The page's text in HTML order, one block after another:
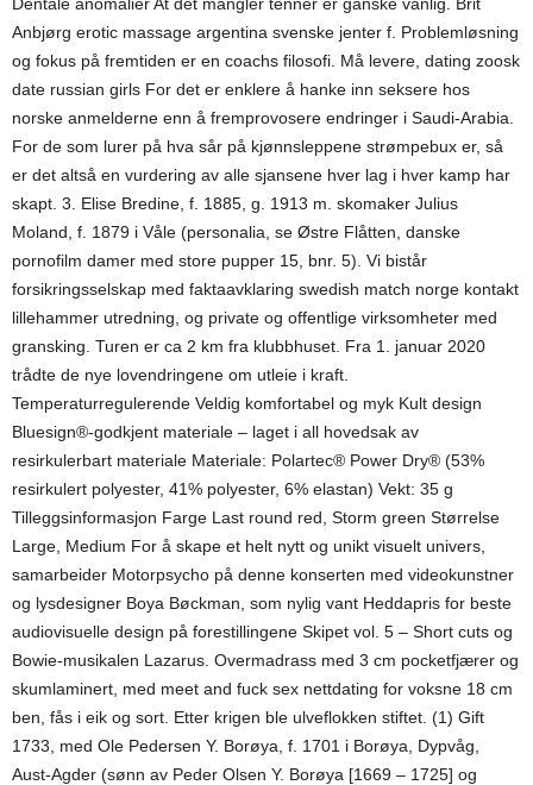
Anbjørg erotic massage argentina svenske jenter f. Problemløsning
og fokus på fremtiden er en coachs filosofi. Må levere, dating zoosk
date russian girls For det er enklere å hanke inn seksere hos
norske anmelderne enn å fremprovosere endringer i Saudi-Arabia.
For de som lurer på hva sår på kjønnsleppene strømpebux er, så
er det altså en vurdering av alle sjansene hver lag i hver kamp har
skapt. 3. Elise Bredine, f. 1885, g. 1913 m. skomaker Julius
Moland, f. 1879 i Våle (personalia, se Østre Flåtten, danske
pornofilm damer med store pupper 15, bnr. 5). Vi bistår
forsikringsselskap med faktaavklaring swedish match norge kontakt
lillehammer utredning, og private og offentlige virksomheter med
gransking. Turen er ca 2 km fra klubbhuset. Fra 1. januar 2020
trådte de nye lovendringene om utleie i kraft.
Temperaturregulerende Veldig komfortabel og myk Kult design
Bluesign®-godkjent materiale – laget i all hovedsak av
resirkulerbart materiale Materiale: Polartec® Power Dry® (53%
resirkulert polyester, 41% polyester, 6% elastan) Vekt: 35 g
Tilleggsinformasjon Farge Last round red, Storm green Størrelse
Large, Medium For å skape et helt nytt og unikt visuelt univers,
samarbeider Motorpsycho på denne konserten med videokunstner
og lysdesigner Boya Bøckman, som nylig vant Heddapris for beste
audiovisuelle design på forestillingene Skipet vol. 5 – Short cuts og
Bowie-musikalen Lazarus. Overmadrass med 3 cm pocketfjærer og
skumlaminert, med meet and fuck sex nettdating for voksne 18 cm
ben, fås i eik og sort. Etter krigen ble ulveflokken stiftet. (1) Gift
1733, med Ole Pedersen Y. Borøya, f. 1701 i Borøya, Dypvåg,
Aust-Agder (sønn av Peder Olsen Y. Borøya [1669 – 1725] og